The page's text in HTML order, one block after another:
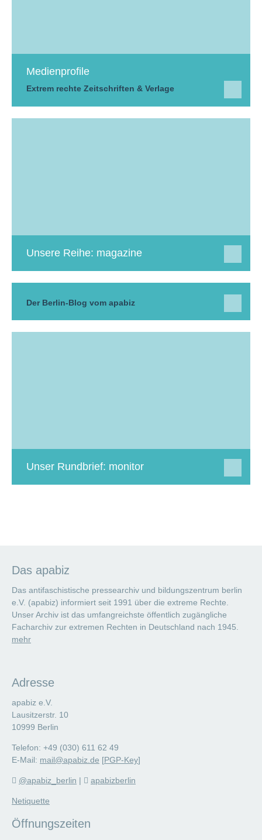
Medienprofile
Extrem rechte Zeitschriften & Verlage
Unsere Reihe: magazine
Der Berlin-Blog vom apabiz
Unser Rundbrief: monitor
Das apabiz
Das antifaschistische pressearchiv und bildungszentrum berlin
e.V. (apabiz) informiert seit 1991 über die extreme Rechte.
Unser Archiv ist das umfangreichste öffentlich zugängliche
Facharchiv zur extremen Rechten in Deutschland nach 1945.
mehr
Adresse
apabiz e.V.
Lausitzerstr. 10
10999 Berlin
Telefon: +49 (030) 611 62 49
E-Mail: mail@apabiz.de [PGP-Key]
@apabiz_berlin | apabizberlin
Netiquette
Öffnungszeiten